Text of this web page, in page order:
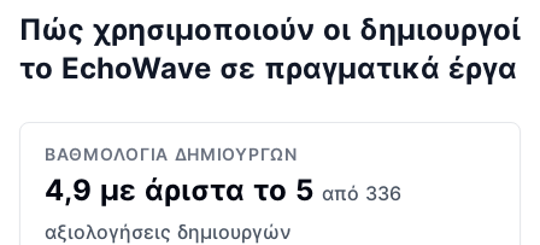
Πώς χρησιμοποιούν οι δημιουργοί
το EchoWave σε πραγματικά έργα
ΒΑΘΜΟΛΟΓΊΑ ΔΗΜΙΟΥΡΓΏΝ
4,9 με άριστα το 5 από 336
αξιολογήσεις δημιουργών